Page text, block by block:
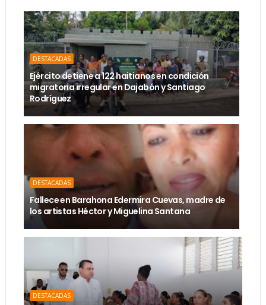
DESTACADAS
Ejército detiene a 122 haitianos en condición
migratoria irregular en Dajabón y Santiago
Rodríguez
DESTACADAS
Fallece en Barahona Edermira Cuevas, madre de
los artistas Héctor y Miguelina Santana
DESTACADAS